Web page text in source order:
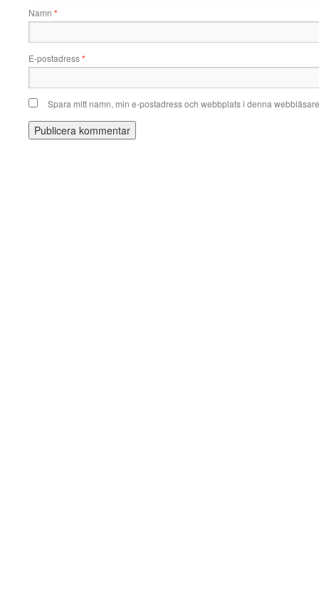
Namn *
E-postadress*
Spara mitt namn, min e-postadress och webbplats i denna